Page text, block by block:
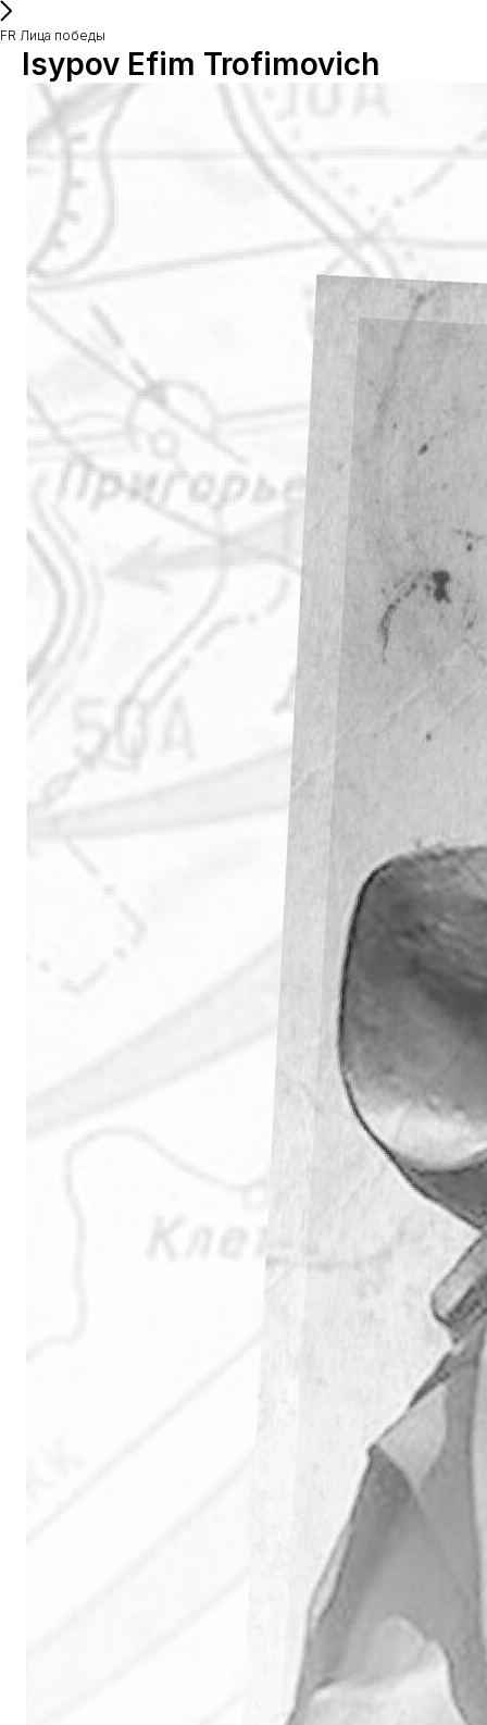
FR Лица победы
Isypov Efim Trofimovich